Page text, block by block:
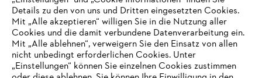
Online Shop
IHR BROWSER WIRD NICHT
Details zu den von uns und Dritten eingesetzten Cookies.
Mit „Alle akzeptieren“ willigen Sie in die Nutzung aller
Cookies und die damit verbundene Datenverarbeitung ein.
Mit „Alle ablehnen“, verweigern Sie den Einsatz von allen
nicht unbedingt erforderlichen Cookies. Unter
„Einstellungen“ können Sie einzelnen Cookies zustimmen